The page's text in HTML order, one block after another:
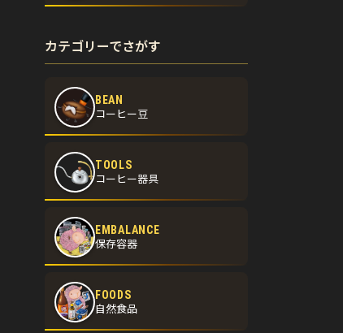
カテゴリーでさがす
BEAN
コーヒー豆
TOOLS
コーヒー器具
EMBALANCE
保存容器
FOODS
自然食品